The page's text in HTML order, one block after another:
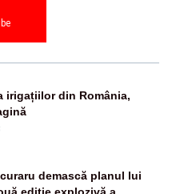
irigațiilor din România,
demască planul lui
ediție explozivă a